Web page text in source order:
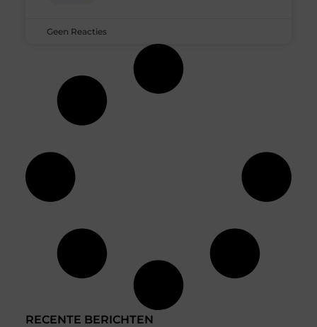
RECENTE BERICHTEN
Geen Reacties